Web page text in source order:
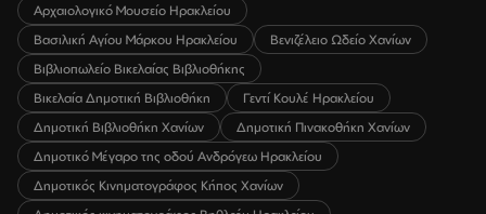
Αρχαιολογικό Μουσείο Ηρακλείου
Βασιλική Αγίου Μάρκου Ηρακλείου
Βενιζέλειο Ωδείο Χανίων
Βιβλιοπωλείο Βικελαίας Βιβλιοθήκης
Βικελαία Δημοτική Βιβλιοθήκη
Γεντί Κουλέ Ηρακλείου
Δημοτική Βιβλιοθήκη Χανίων
Δημοτική Πινακοθήκη Χανίων
Δημοτικό Μέγαρο της οδού Ανδρόγεω Ηρακλείου
Δημοτικός Κινηματογράφος Κήπος Χανίων